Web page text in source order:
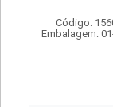
Código:
Embalagem: